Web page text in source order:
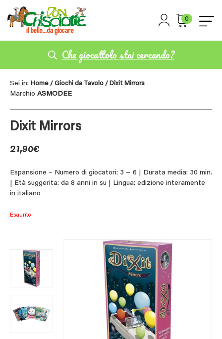
0
Che giocattolo stai cercando?
Sei in: Home / Giochi da Tavolo / Dixit Mirrors
Marchio ASMODEE
Dixit Mirrors
21,90€
Espansione – Numero di giocatori: 3 − 6 | Durata media: 30 min.
| Età suggerita: da 8 anni in su | Lingua: edizione interamente
in italiano
Esaurito